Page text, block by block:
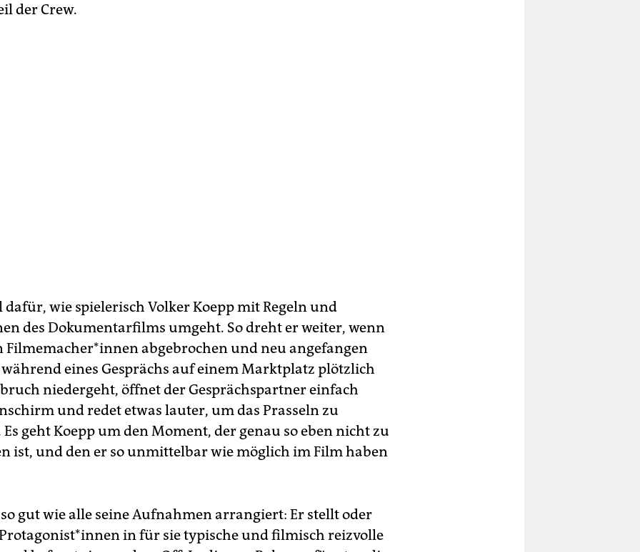
der Crew.
dafür, wie spielerisch Volker Koepp mit Regeln und
des Dokumentarfilms umgeht. So dreht er weiter, wenn
Fil­me­ma­che­r*in­nen abgebrochen und neu angefangen
eines Gesprächs auf einem Marktplatz plötzlich
niedergeht, öffnet der Gesprächspartner einfach
und redet etwas lauter, um das Prasseln zu
geht Koepp um den Moment, der genau so eben nicht zu
ist, und den er so unmittelbar wie möglich im Film haben
gut wie alle seine Aufnahmen arrangiert: Er stellt oder
in für sie typische und filmisch reizvolle